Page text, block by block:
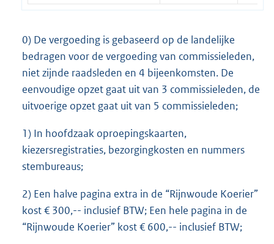
0) De vergoeding is gebaseerd op de landelijke
bedragen voor de vergoeding van commissieleden,
niet zijnde raadsleden en 4 bijeenkomsten. De
eenvoudige opzet gaat uit van 3 commissieleden, de
uitvoerige opzet gaat uit van 5 commissieleden;
1) In hoofdzaak oproepingskaarten,
kiezersregistraties, bezorgingkosten en nummers
stembureaus;
2) Een halve pagina extra in de “Rijnwoude Koerier”
kost € 300,-- inclusief BTW; Een hele pagina in de
“Rijnwoude Koerier” kost € 600,-- inclusief BTW;